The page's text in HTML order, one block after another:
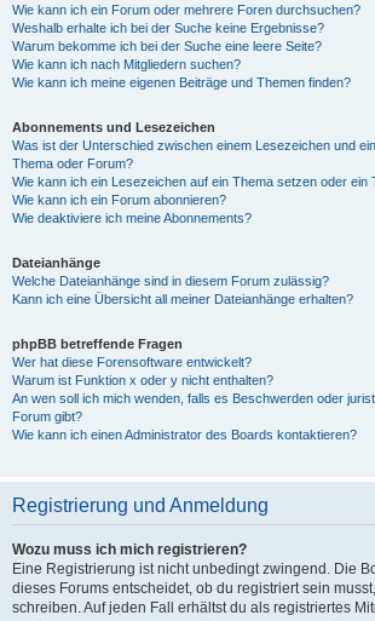
Wie kann ich ein Forum oder mehrere Foren durchsuchen?
Weshalb erhalte ich bei der Suche keine Ergebnisse?
Warum bekomme ich bei der Suche eine leere Seite?
Wie kann ich nach Mitgliedern suchen?
Wie kann ich meine eigenen Beiträge und Themen finden?
Abonnements und Lesezeichen
Was ist der Unterschied zwischen einem Lesezeichen und
Thema oder Forum?
Wie kann ich ein Lesezeichen auf ein Thema setzen oder ein
Wie kann ich ein Forum abonnieren?
Wie deaktiviere ich meine Abonnements?
Dateianhänge
Welche Dateianhänge sind in diesem Forum zulässig?
Kann ich eine Übersicht all meiner Dateianhänge erhalten?
phpBB betreffende Fragen
Wer hat diese Forensoftware entwickelt?
Warum ist Funktion x oder y nicht enthalten?
An wen soll ich mich wenden, falls es Beschwerden oder
Forum gibt?
Wie kann ich einen Administrator des Boards kontaktieren?
Registrierung und Anmeldung
Wozu muss ich mich registrieren?
Eine Registrierung ist nicht unbedingt zwingend. Die
dieses Forums entscheidet, ob du registriert sein
schreiben. Auf jeden Fall erhältst du als registriertes